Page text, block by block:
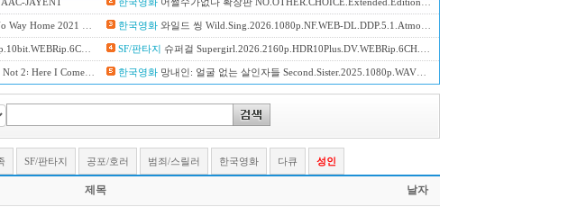
HEVC 10bit HDR AAC 7.1 Tigole
PSA
x265 10bit EAC3 5.1 Ghost
한국영화 와일드 씽 Wild.Sing.2026.1080p.NF.WEB-DL.DDP.5.1.Atmos.H.264-DreamHD
SF/판타지 슈퍼걸 Supergirl.2026.2160p.HDR10Plus.DV.WEBRip.6CH.x265.HEVC-PSA
한국영화 망내인: 얼굴 없는 살인자들 Second.Sister.2025.1080p.WAVVE.WEB-DL.H.264.AAC2.0-NoGroup
SF/판타지 공포/호러 범죄/스릴러 한국영화 다큐 성인
제목 날자